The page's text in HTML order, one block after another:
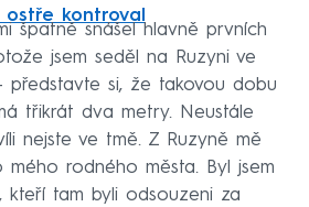
ostře kontroval
špatně snášel hlavně prvních
jsem seděl na Ruzyni ve
představte si, že takovou dobu
třikrát dva metry. Neustále
nejste ve tmě. Z Ruzyně mě
mého rodného města. Byl jsem
kteří tam byli odsouzeni za